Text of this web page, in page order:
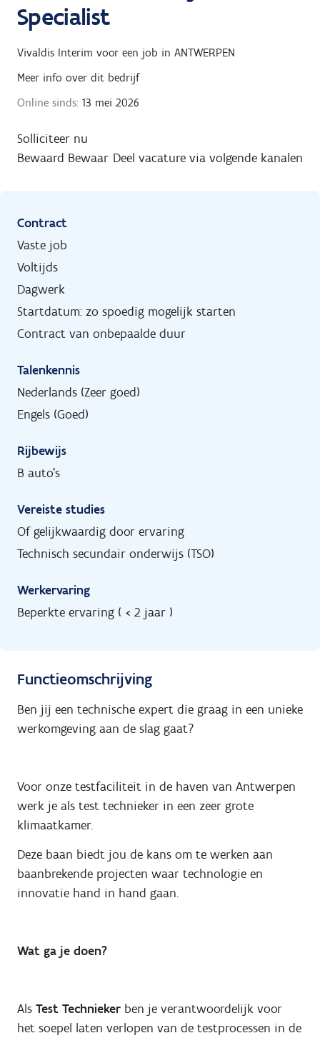
Specialist
Vivaldis Interim voor een job in ANTWERPEN
Meer info over dit bedrijf
Online sinds: 13 mei 2026
Solliciteer nu
Bewaard Bewaar Deel vacature via volgende kanalen
Contract
Vaste job
Voltijds
Dagwerk
Startdatum: zo spoedig mogelijk starten
Contract van onbepaalde duur
Talenkennis
Nederlands (Zeer goed)
Engels (Goed)
Rijbewijs
B auto's
Vereiste studies
Of gelijkwaardig door ervaring
Technisch secundair onderwijs (TSO)
Werkervaring
Beperkte ervaring ( < 2 jaar )
Functieomschrijving
Ben jij een technische expert die graag in een unieke
werkomgeving aan de slag gaat?
Voor onze testfaciliteit in de haven van Antwerpen
werk je als test technieker in een zeer grote
klimaatkamer.
Deze baan biedt jou de kans om te werken aan
baanbrekende projecten waar technologie en
innovatie hand in hand gaan.
Wat ga je doen?
Als Test Technieker ben je verantwoordelijk voor
het soepel laten verlopen van de testprocessen in de